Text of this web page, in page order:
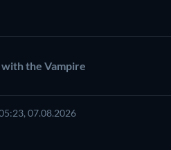
the Vampire
07.08.2026